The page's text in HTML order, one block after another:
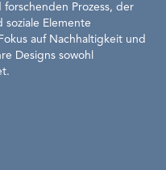
Prozess, der
soziale Elemente
auf Nachhaltigkeit und
Designs sowohl